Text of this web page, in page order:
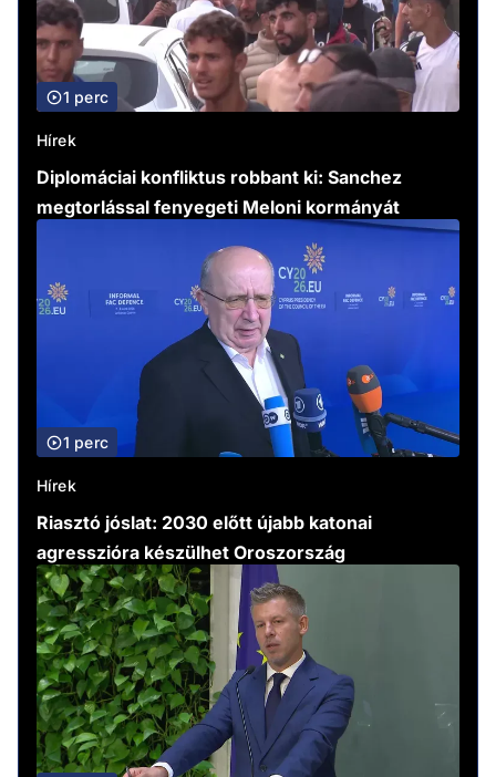
1 perc
Hírek
Diplomáciai konfliktus robbant ki: Sanchez
megtorlással fenyegeti Meloni kormányát
1 perc
Hírek
Riasztó jóslat: 2030 előtt újabb katonai
agresszióra készülhet Oroszország